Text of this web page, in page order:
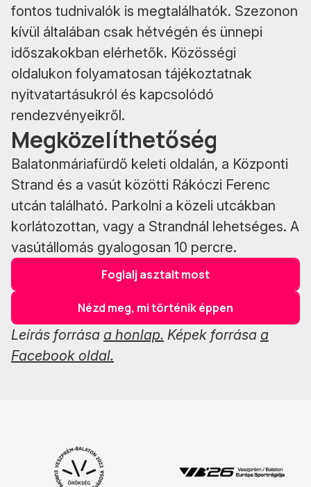
fontos tudnivalók is megtalálhatók. Szezonon
kívül általában csak hétvégén és ünnepi
időszakokban elérhetők. Közösségi
oldalukon folyamatosan tájékoztatnak
nyitvatartásukról és kapcsolódó
rendezvényeikről.
Megközelíthetőség
Balatonmáriafürdő keleti oldalán, a Központi
Strand és a vasút közötti Rákóczi Ferenc
utcán található. Parkolni a közeli utcákban
korlátozottan, vagy a Strandnál lehetséges. A
vasútállomás gyalogosan 10 percre.
Foglalj asztalt most
Nézd meg, mi történik éppen
Leírás forrása a honlap. Képek forrása a
Facebook oldal.